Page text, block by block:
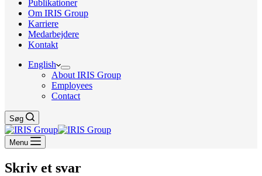
Publikationer
Om IRIS Group
Karriere
Medarbejdere
Kontakt
English
About IRIS Group
Employees
Contact
Søg
Menu
Skriv et svar